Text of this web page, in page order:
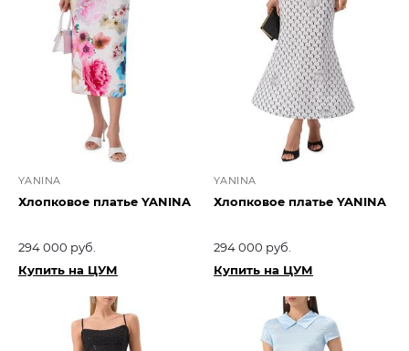
YANINA
Хлопковое платье YANINA
294 000 руб.
Купить на ЦУМ
YANINA
Хлопковое платье YANINA
294 000 руб.
Купить на ЦУМ